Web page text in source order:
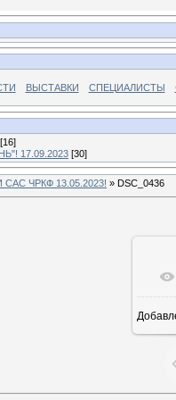
ВЫСТАВКИ СПЕЦИАЛИСТЫ
[16]
17.09.2023 [30]
ЧРКФ 13.05.2023! » DSC_0436